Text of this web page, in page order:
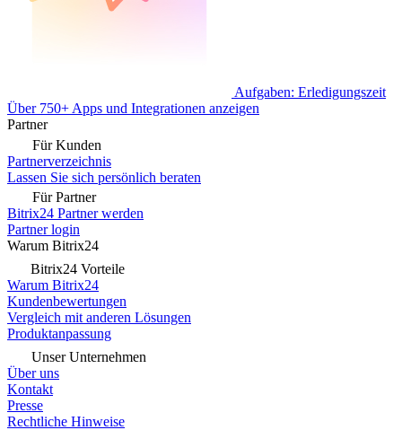
Aufgaben: Erledigungszeit
Über 750+ Apps und Integrationen anzeigen
Partner
Für Kunden
Partnerverzeichnis
Lassen Sie sich persönlich beraten
Für Partner
Bitrix24 Partner werden
Partner login
Warum Bitrix24
Bitrix24 Vorteile
Warum Bitrix24
Kundenbewertungen
Vergleich mit anderen Lösungen
Produktanpassung
Unser Unternehmen
Über uns
Kontakt
Presse
Rechtliche Hinweise